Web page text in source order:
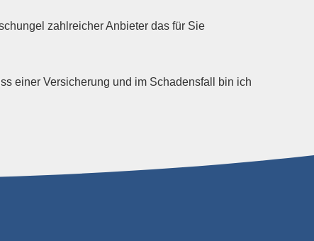
zahlreicher Anbieter das für Sie
einer Versicherung und im Schadensfall bin ich